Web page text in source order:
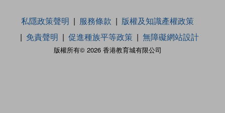
版權所有© 2026 香港教育城有限公司
私隱政策聲明 服務條款
版權及知識產權政策
免責聲明
促進種族平等政策 無障礙網站設計